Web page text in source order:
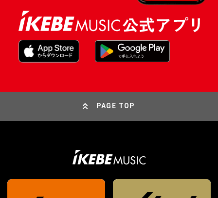
PAGE TOP